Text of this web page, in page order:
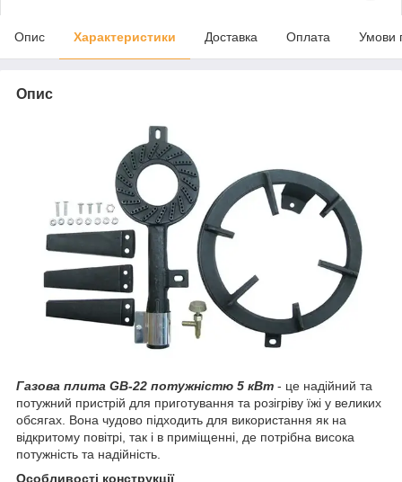
Опис Характеристики Доставка Оплата Умови
Опис
Газова плита GB-22 потужністю 5 кВт - це надійний та
потужний пристрій для приготування та розігріву їжі у великих
обсягах. Вона чудово підходить для використання як на
відкритому повітрі, так і в приміщенні, де потрібна висока
потужність та надійність.
Особливості конструкції